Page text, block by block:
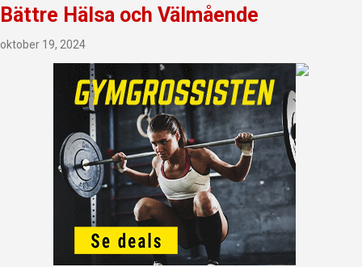
Bättre Hälsa och Välmående
oktober 19, 2024